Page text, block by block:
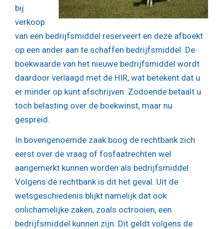
bij
verkoop
van een bedrijfsmiddel reserveert en deze afboekt
op een ander aan te schaffen bedrijfsmiddel. De
boekwaarde van het nieuwe bedrijfsmiddel wordt
daardoor verlaagd met de HIR, wat betekent dat u
er minder op kunt afschrijven. Zodoende betaalt u
toch belasting over de boekwinst, maar nu
gespreid.
In bovengenoemde zaak boog de rechtbank zich
eerst over de vraag of fosfaatrechten wel
aangemerkt kunnen worden als bedrijfsmiddel.
Volgens de rechtbank is dit het geval. Uit de
wetsgeschiedenis blijkt namelijk dat ook
onlichamelijke zaken, zoals octrooien, een
bedrijfsmiddel kunnen zijn. Dit geldt volgens de